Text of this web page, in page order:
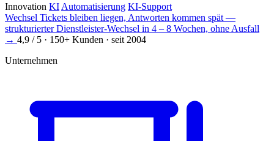
Innovation KI Automatisierung KI-Support
Wechsel Tickets bleiben liegen, Antworten kommen spät —
strukturierter Dienstleister-Wechsel in 4 – 8 Wochen, ohne Ausfall
→ 4,9 / 5 · 150+ Kunden · seit 2004
Unternehmen